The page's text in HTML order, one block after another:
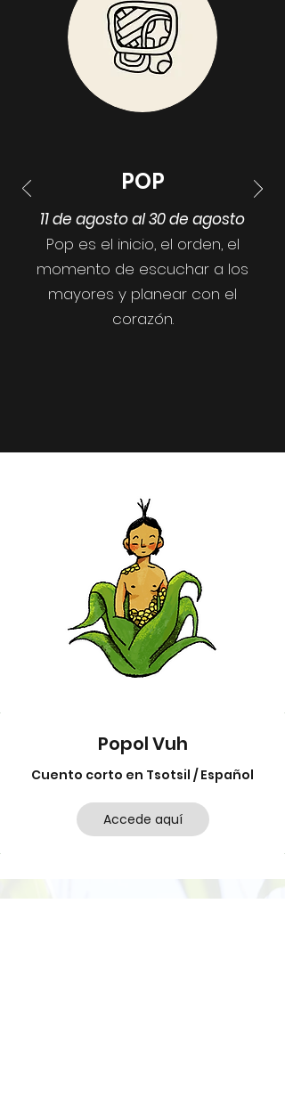
POP
11 de agosto al 30 de agosto
Pop es el inicio, el orden, el
momento de escuchar a los
mayores y planear con el
corazón.
Popol Vuh
Cuento corto en Tsotsil / Español
Accede aquí